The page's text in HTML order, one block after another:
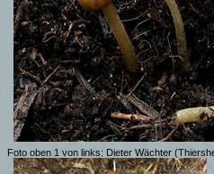
Foto oben 1 von links: Dieter Wächter